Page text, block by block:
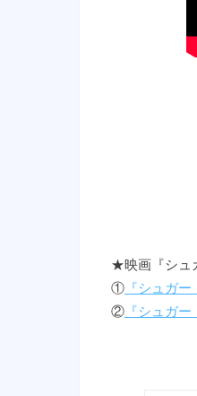
★映画『シュ
① 『シュガー
② 『シュガ